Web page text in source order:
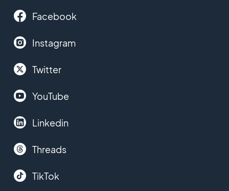
Facebook
Instagram
Twitter
YouTube
Linkedin
Threads
TikTok